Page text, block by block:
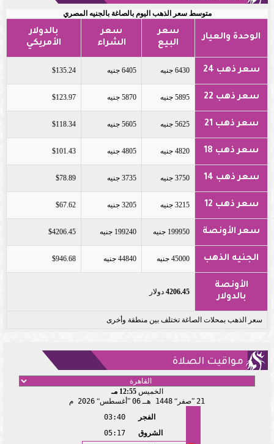
متوسط سعر الذهب اليوم بالصاغة بالجنيه المصري
الوحدة والعيار
سعر
البيع
سعر
الشراء
بالدولار
الأمريكي
سعر ذهب 24 6430 جنيه 6405 جنيه $135.24
سعر ذهب 22 5895 جنيه 5870 جنيه $123.97
سعر ذهب 21 5625 جنيه 5605 جنيه $118.34
سعر ذهب 18 4820 جنيه 4805 جنيه $101.43
سعر ذهب 14 3750 جنيه 3735 جنيه $78.89
سعر ذهب 12 3215 جنيه 3205 جنيه $67.62
سعر الأونصة 199950 جنيه 199240 جنيه $4206.45
الجنيه الذهب 45000 جنيه 44840 جنيه $946.68
الأونصة
بالدولار
4206.45 دولار
سعر الذهب بمحلات الصاغة تختلف بين منطقة وأخرى
مواقيت الصلاة
الخميس12:55 مـ
21 صفر 1448 هـ 06 أغسطس 2026 م
الفجر
03:40
الشروق
05:17